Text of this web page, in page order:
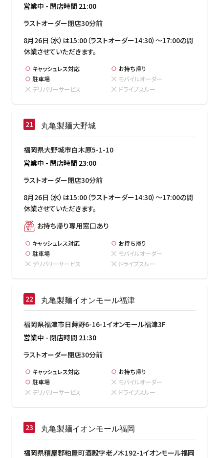
営業中 - 閉店時間 21:00
ラストオーダー閉店30分前
8月26日（水）は15:00（ラストオーダー14:30）～17:00の間
休業させていただきます。
キャッシュレス対応
お持ち帰り
駐車場
モバイルオーダー
デリバリーサービス
ドライブスルー
丸亀製麺大野城
福岡県大野城市白木原5-1-10
営業中 - 閉店時間 23:00
ラストオーダー閉店30分前
8月26日（水）は15:00（ラストオーダー14:30）～17:00の間
休業させていただきます。
お持ち帰り専用窓口あり
キャッシュレス対応
お持ち帰り
駐車場
モバイルオーダー
デリバリーサービス
ドライブスルー
丸亀製麺イオンモール福津
福岡県福津市日蒔野6-16-1イオンモール福津3F
営業中 - 閉店時間 21:30
ラストオーダー閉店30分前
キャッシュレス対応
お持ち帰り
駐車場
モバイルオーダー
デリバリーサービス
ドライブスルー
丸亀製麺イオンモール福岡
福岡県糟屋郡粕屋町酒殿字老ノ木192-1イオンモール福岡